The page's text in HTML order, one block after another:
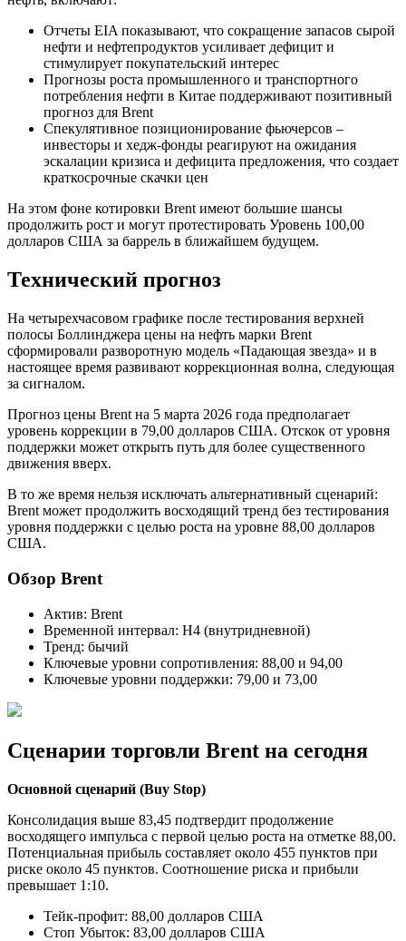
Отчеты EIA показывают, что сокращение запасов сырой
нефти и нефтепродуктов усиливает дефицит и
стимулирует покупательский интерес
Прогнозы роста промышленного и транспортного
потребления нефти в Китае поддерживают позитивный
прогноз для Brent
Спекулятивное позиционирование фьючерсов –
инвесторы и хедж-фонды реагируют на ожидания
эскалации кризиса и дефицита предложения, что создает
краткосрочные скачки цен
На этом фоне котировки Brent имеют большие шансы
продолжить рост и могут протестировать Уровень 100,00
долларов США за баррель в ближайшем будущем.
Технический прогноз
На четырехчасовом графике после тестирования верхней
полосы Боллинджера цены на нефть марки Brent
сформировали разворотную модель «Падающая звезда» и в
настоящее время развивают коррекционная волна, следующая
за сигналом.
Прогноз цены Brent на 5 марта 2026 года предполагает
уровень коррекции в 79,00 долларов США. Отскок от уровня
поддержки может открыть путь для более существенного
движения вверх.
В то же время нельзя исключать альтернативный сценарий:
Brent может продолжить восходящий тренд без тестирования
уровня поддержки с целью роста на уровне 88,00 долларов
США.
Обзор Brent
Актив: Brent
Временной интервал: H4 (внутридневной)
Тренд: бычий
Ключевые уровни сопротивления: 88,00 и 94,00
Ключевые уровни поддержки: 79,00 и 73,00
Сценарии торговли Brent на сегодня
Основной сценарий (Buy Stop)
Консолидация выше 83,45 подтвердит продолжение
восходящего импульса с первой целью роста на отметке 88,00.
Потенциальная прибыль составляет около 455 пунктов при
риске около 45 пунктов. Соотношение риска и прибыли
превышает 1:10.
Тейк-профит: 88,00 долларов США
Стоп Убыток: 83,00 долларов США